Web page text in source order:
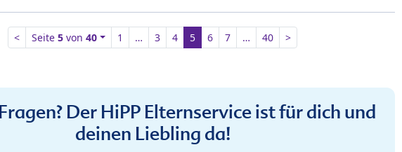
< Seite5 von40 1 … 3 4 5 6 7 … 40 >
Der HiPP Elternservice ist für dich und
deinen Liebling da!